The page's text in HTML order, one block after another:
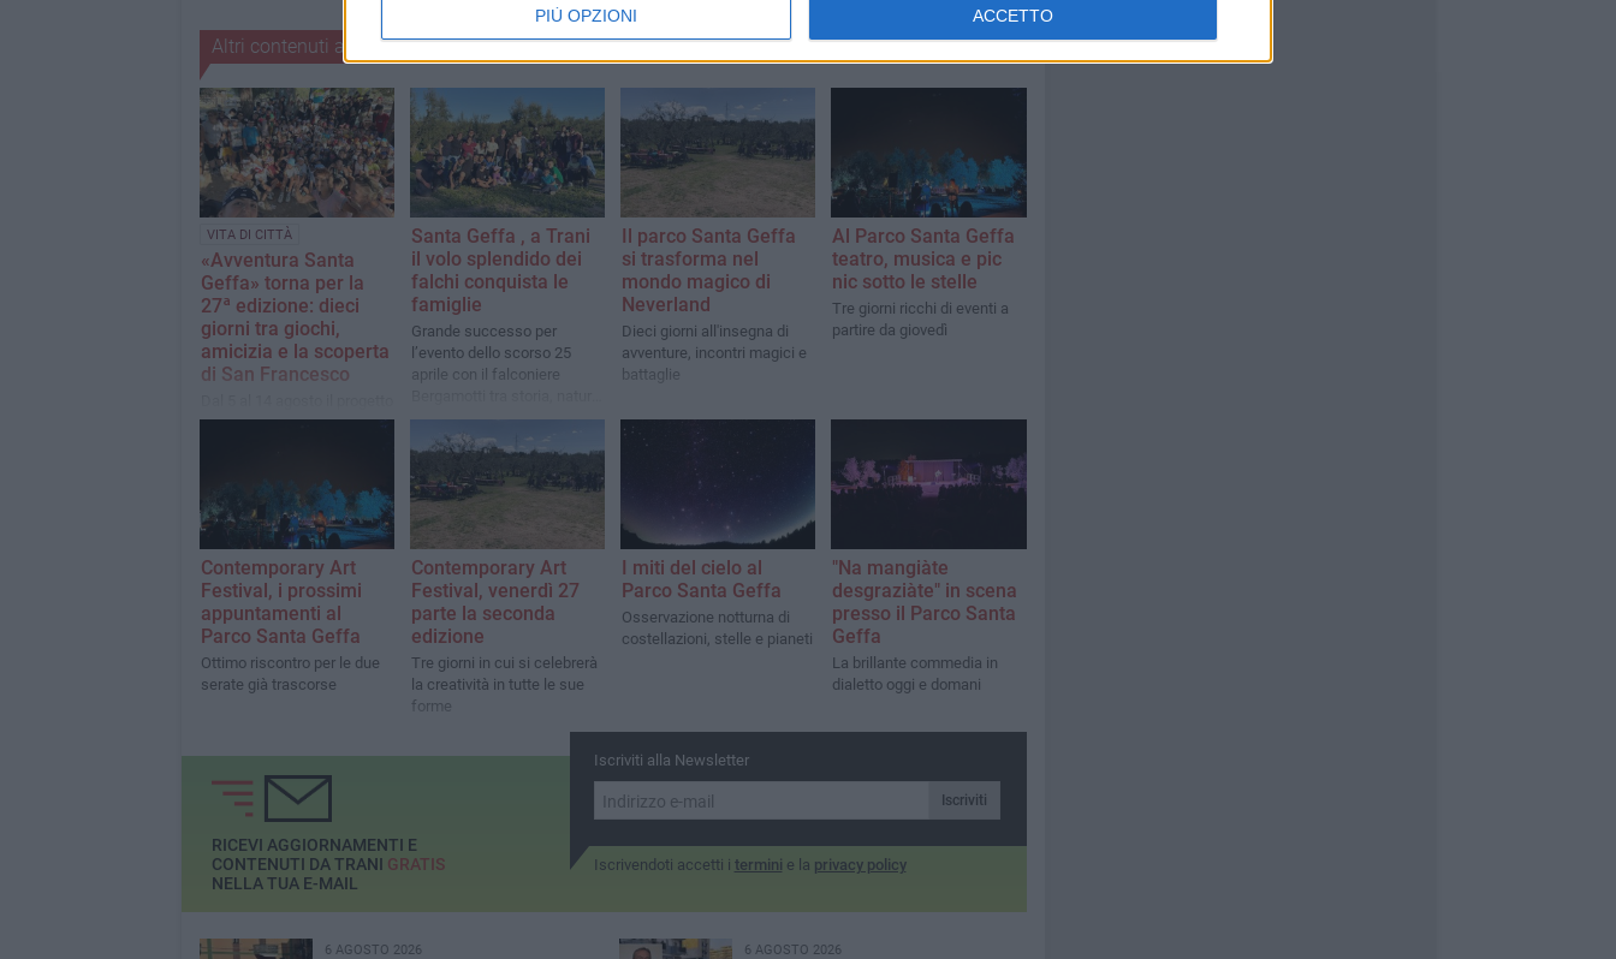
PIÙ OPZIONI ACCETTO
Altri contenuti a tema
VITA DI CITTÀ
«Avventura Santa
Geffa» torna per la
27ª edizione: dieci
giorni tra giochi,
amicizia e la scoperta
di San Francesco
estivo accompagnerà i
Santa Geffa , a Trani
il volo splendido dei
falchi conquista le
famiglie
Grande successo per
l’evento dello scorso 25
aprile con il falconiere
e ali spiegate.
Il parco Santa Geffa
si trasforma nel
mondo magico di
Neverland
Dieci giorni all'insegna di
avventure, incontri magici e
battaglie
Al Parco Santa Geffa
teatro, musica e pic
nic sotto le stelle
Tre giorni ricchi di eventi a
partire da giovedì
Contemporary Art
Festival, i prossimi
appuntamenti al
Parco Santa Geffa
Ottimo riscontro per le due
serate già trascorse
Contemporary Art
Festival, venerdì 27
parte la seconda
edizione
Tre giorni in cui si celebrerà
la creatività in tutte le sue
forme
I miti del cielo al
Parco Santa Geffa
Osservazione notturna di
costellazioni, stelle e pianeti
"Na mangiàte
desgraziàte" in scena
presso il Parco Santa
Geffa
La brillante commedia in
dialetto oggi e domani
Iscriviti alla Newsletter
Iscriviti
Iscrivendoti accetti i termini e la privacy policy
RICEVI AGGIORNAMENTI E
CONTENUTI DA TRANI GRATIS
NELLA TUA E-MAIL
6 AGOSTO 2026 6 AGOSTO 2026